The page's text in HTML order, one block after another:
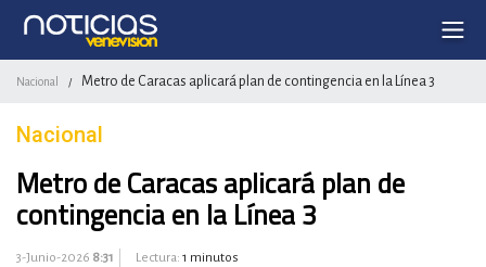
Nacional / Metro de Caracas aplicará plan de contingencia en la Línea 3
Nacional
Metro de Caracas aplicará plan de
contingencia en la Línea 3
3-Junio-2026 8:31 Lectura: 1 minutos